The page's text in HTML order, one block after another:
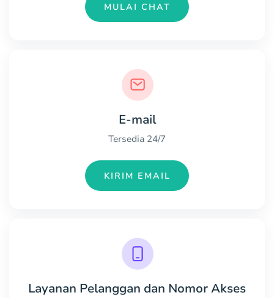
MULAI CHAT
E-mail
Tersedia 24/7
KIRIM EMAIL
Layanan Pelanggan dan Nomor Akses